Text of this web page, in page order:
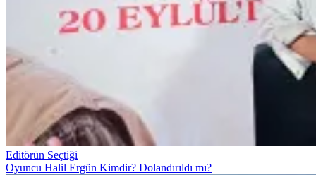
Editörün Seçtiği
Oyuncu Halil Ergün Kimdir? Dolandırıldı mı?